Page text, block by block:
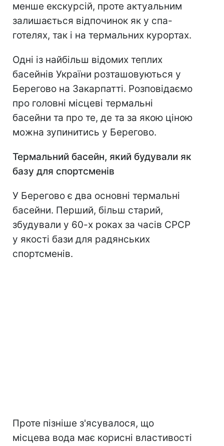
менше екскурсій, проте актуальним
залишається відпочинок як у спа-
готелях, так і на термальних курортах.
Одні із найбільш відомих теплих
басейнів України розташовуються у
Берегово на Закарпатті. Розповідаємо
про головні місцеві термальні
басейни та про те, де та за якою ціною
можна зупинитись у Берегово.
Термальний басейн, який будували як
базу для спортсменів
У Берегово є два основні термальні
басейни. Перший, більш старий,
збудували у 60-х роках за часів СРСР
у якості бази для радянських
спортсменів.
Проте пізніше з'ясувалося, що
місцева вода має корисні властивості